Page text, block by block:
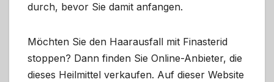
durch, bevor Sie damit anfangen.
Möchten Sie den Haarausfall mit Finasterid
stoppen? Dann finden Sie Online-Anbieter, die
dieses Heilmittel verkaufen. Auf dieser Website